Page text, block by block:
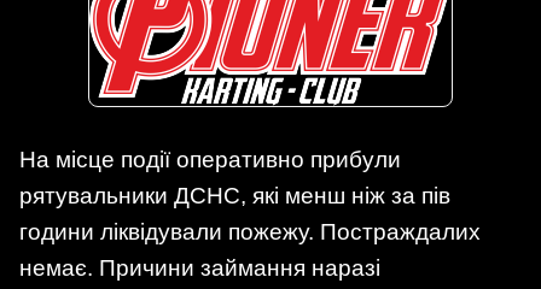
На місце події оперативно прибули
рятувальники ДСНС, які менш ніж за пів
години ліквідували пожежу. Постраждалих
немає. Причини займання наразі